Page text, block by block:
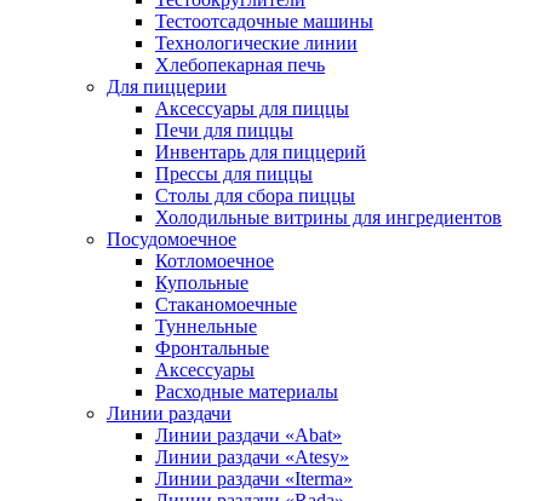
Тестоотсадочные машины
Технологические линии
Хлебопекарная печь
Для пиццерии
Аксессуары для пиццы
Печи для пиццы
Инвентарь для пиццерий
Прессы для пиццы
Столы для сбора пиццы
Холодильные витрины для ингредиентов
Посудомоечное
Котломоечное
Купольные
Стаканомоечные
Туннельные
Фронтальные
Аксессуары
Расходные материалы
Линии раздачи
Линии раздачи «Abat»
Линии раздачи «Atesy»
Линии раздачи «Iterma»